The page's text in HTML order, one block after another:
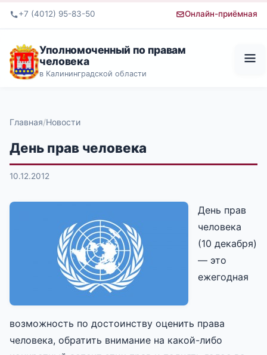
+7 (4012) 95-83-50 Онлайн-приёмная
Уполномоченный по правам
человека
в Калининградской области
Главная Новости
День прав человека
10.12.2012
День прав
человека
(10 декабря)
— это
ежегодная
возможность по достоинству оценить права
человека, обратить внимание на какой-либо